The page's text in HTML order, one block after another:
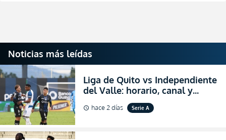
Noticias más leídas
Liga de Quito vs Independiente
del Valle: horario, canal y
dónde ver EN VIVO el
partidazo por la fecha 24 de la
schedule hace 2 días Serie A